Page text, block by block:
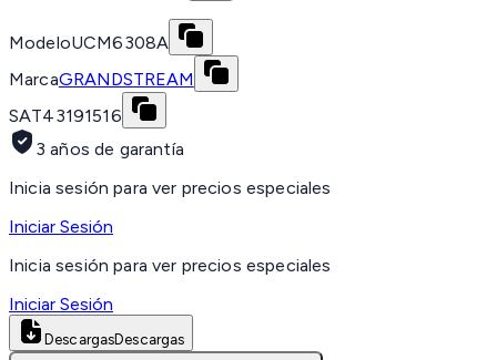
ModeloUCM6308A
MarcaGRANDSTREAM
SAT43191516
3 años de garantía
Inicia sesión para ver precios especiales
Iniciar Sesión
Inicia sesión para ver precios especiales
Iniciar Sesión
DescargasDescargas